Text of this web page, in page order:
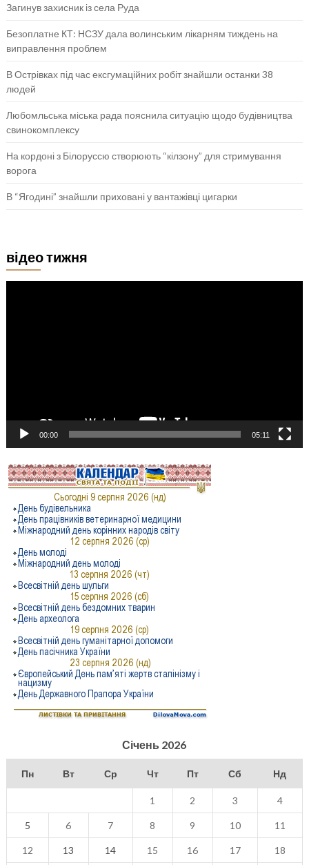
Загинув захисник із села Руда
Безоплатне КТ: НСЗУ дала волинським лікарням тиждень на
виправлення проблем
В Острівках під час ексгумаційних робіт знайшли останки 38
людей
Любомльська міська рада пояснила ситуацію щодо будівництва
свинокомплексу
На кордоні з Білоруссю створюють “кілзону” для стримування
ворога
В “Ягодині” знайшли приховані у вантажівці цигарки
відео тижня
00:00 05:11
Січень 2026
Пн Вт Ср Чт Пт Сб Нд
1 2 3 4
5 6 7 8 9 10 11
12 13 14 15 16 17 18